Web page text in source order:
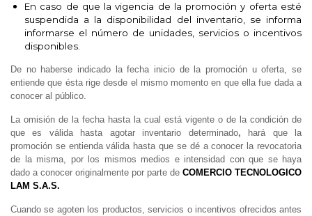
En caso de que la vigencia de la promoción y oferta esté
suspendida a la disponibilidad del inventario, se informa
informarse el número de unidades, servicios o incentivos
disponibles.
De no haberse indicado la fecha inicio de la promoción u oferta, se
entiende que ésta rige desde el mismo momento en que ella fue dada a
conocer al público.
La omisión de la fecha hasta la cual está vigente o de la condición de
que es válida hasta agotar inventario determinado, hará que la
promoción se entienda válida hasta que se dé a conocer la revocatoria
de la misma, por los mismos medios e intensidad con que se haya
dado a conocer originalmente por parte de COMERCIO TECNOLOGICO
LAM S.A.S.
Cuando se agoten los productos, servicios o incentivos ofrecidos antes